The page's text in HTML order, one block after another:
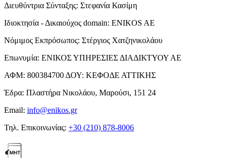
Διευθύντρια Σύνταξης: Στεφανία Κασίμη
Ιδιοκτησία - Δικαιούχος domain: ENIKOS AE
Νόμιμος Εκπρόσωπος: Στέργιος Χατζηνικολάου
Επωνυμία: ΕΝΙΚΟΣ ΥΠΗΡΕΣΙΕΣ ΔΙΑΔΙΚΤΥΟΥ ΑΕ
ΑΦΜ: 800384700 ΔΟΥ: ΚΕΦΟΔΕ ΑΤΤΙΚΗΣ
Έδρα: Πλαστήρα Νικολάου, Μαρούσι, 151 24
Email: info@enikos.gr
Τηλ. Επικοινωνίας: +30 (210) 878-8006